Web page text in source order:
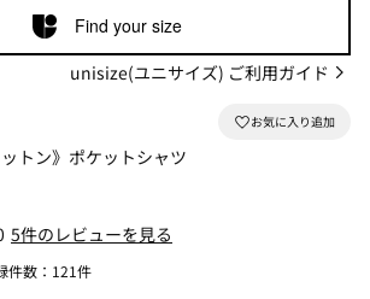
Find your size
unisize(ユニサイズ) ご利用ガイド
トン》ポケットシャツ
5件のレビューを見る
件数： 121件